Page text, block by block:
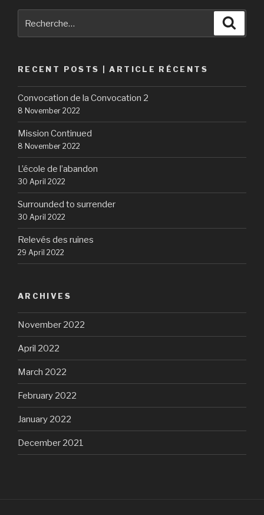
RECENT POSTS | ARTICLE RÉCENTS
Convocation de la Convocation 2
8 November 2022
Mission Continued
8 November 2022
L’école de l’abandon
30 April 2022
Surrounded to surrender
30 April 2022
Relevés des ruines
29 April 2022
ARCHIVES
November 2022
April 2022
March 2022
February 2022
January 2022
December 2021